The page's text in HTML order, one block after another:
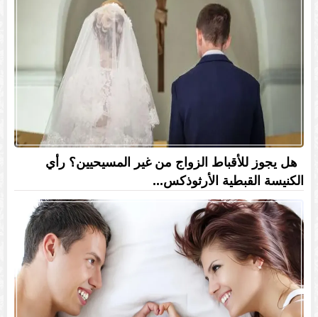
هل يجوز للأقباط الزواج من غير المسيحيين؟ رأي
الكنيسة القبطية الأرثوذكس...